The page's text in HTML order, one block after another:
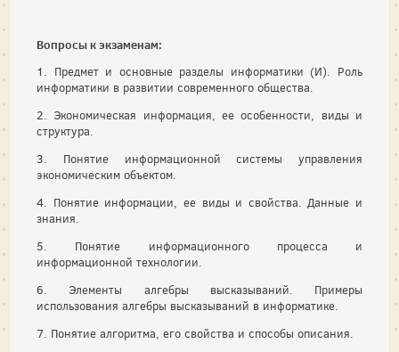
Вопросы к экзаменам:
1. Предмет и основные разделы информатики (И). Роль
информатики в развитии современного общества.
2. Экономическая информация, ее особенности, виды и
структура.
3. Понятие информационной системы управления
экономическим объектом.
4. Понятие информации, ее виды и свойства. Данные и
знания.
5. Понятие информационного процесса и
информационной технологии.
6. Элементы алгебры высказываний. Примеры
использования алгебры высказываний в информатике.
7. Понятие алгоритма, его свойства и способы описания.